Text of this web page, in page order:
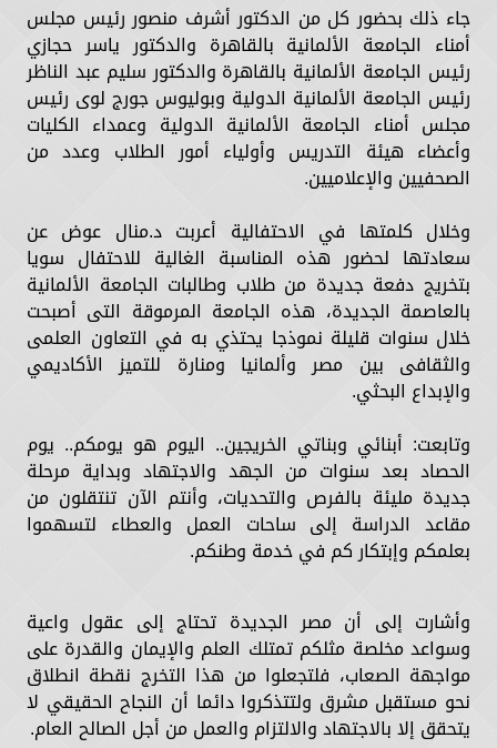
جاء ذلك بحضور كل من الدكتور أشرف منصور رئيس مجلس
أمناء الجامعة الألمانية بالقاهرة والدكتور ياسر حجازي
رئيس الجامعة الألمانية بالقاهرة والدكتور سليم عبد الناظر
رئيس الجامعة الألمانية الدولية وبوليوس جورج لوى رئيس
مجلس أمناء الجامعة الألمانية الدولية وعمداء الكليات
وأعضاء هيئة التدريس وأولياء أمور الطلاب وعدد من
الصحفيين والإعلاميين.
وخلال كلمتها في الاحتفالية أعربت د.منال عوض عن
سعادتها لحضور هذه المناسبة الغالية للاحتفال سويا
بتخريج دفعة جديدة من طلاب وطالبات الجامعة الألمانية
بالعاصمة الجديدة، هذه الجامعة المرموقة التى أصبحت
خلال سنوات قليلة نموذجا يحتذي به في التعاون العلمى
والثقافى بين مصر وألمانيا ومنارة للتميز الأكاديمي
والإبداع البحثي.
وتابعت: أبنائي وبناتي الخريجين.. اليوم هو يومكم.. يوم
الحصاد بعد سنوات من الجهد والاجتهاد وبداية مرحلة
جديدة مليئة بالفرص والتحديات، وأنتم الآن تنتقلون من
مقاعد الدراسة إلى ساحات العمل والعطاء لتسهموا
بعلمكم وإبتكار كم في خدمة وطنكم.
وأشارت إلى أن مصر الجديدة تحتاج إلى عقول واعية
وسواعد مخلصة مثلكم تمتلك العلم والإيمان والقدرة على
مواجهة الصعاب، فلتجعلوا من هذا التخرج نقطة انطلاق
نحو مستقبل مشرق ولتتذكروا دائما أن النجاح الحقيقي لا
يتحقق إلا بالاجتهاد والالتزام والعمل من أجل الصالح العام.